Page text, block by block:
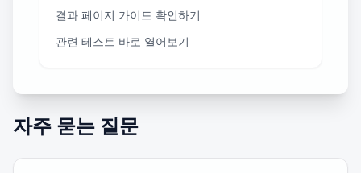
결과 페이지 가이드 확인하기
관련 테스트 바로 열어보기
자주 묻는 질문